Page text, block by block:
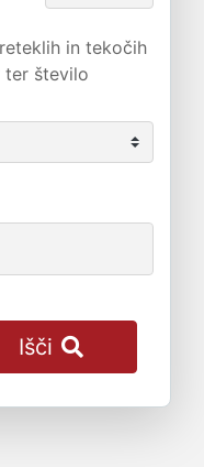
in tekočih
ter število
Išči